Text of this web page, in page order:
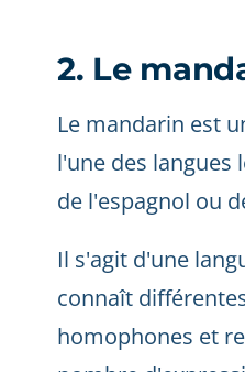
2. Le
Le mandarin est
l'une des
de l'espagnol ou
Il s'agit d'une
connaît
homophones et